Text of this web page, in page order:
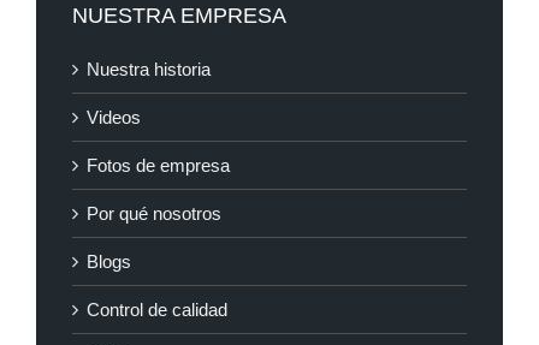
NUESTRA EMPRESA
Nuestra historia
Videos
Fotos de empresa
Por qué nosotros
Blogs
Control de calidad